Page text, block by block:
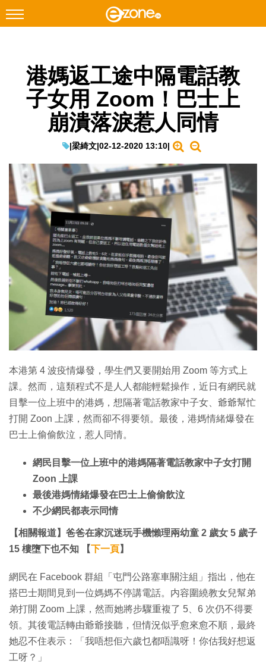
Facebook Instagram
科技焦點
教學評測
EduTech
IT Times
生成式AI與雲端應用
Enterprise Digital Transformation
特集
港媽返工途中隔電話教
子女用 Zoom！巴士上
崩潰落淚惹人同情
|梁綺文|02-12-2020 13:10|
本港第 4 波疫情爆發，學生們又要開始用 Zoom 等方式上
課。然而，這類程式不是人人都能輕鬆操作，近日有網民就
目擊一位上班中的港媽，想隔著電話教家中子女、爺爺幫忙
打開 Zoon 上課，然而卻不得要領。最後，港媽情緒爆發在
巴士上偷偷飲泣，惹人同情。
網民目擊一位上班中的港媽隔著電話教家中子女打開
Zoon 上課
最後港媽情緒爆發在巴士上偷偷飲泣
不少網民都表示同情
【相關報道】爸爸在家沉迷玩手機懶理兩幼童 2 歲女 5 歲子
15 樓墮下也不知 【下一頁】
網民在 Facebook 群組「屯門公路塞車關注組」指出，他在
搭巴士期間見到一位媽媽不停講電話。内容圍繞教女兒幫弟
弟打開 Zoom 上課，然而她將步驟重複了 5、6 次仍不得要
領。其後電話轉由爺爺接聽，但情況似乎愈來愈不順，最終
她忍不住表示：「我唔想佢六歲乜都唔識呀！你估我好想返
工呀？」